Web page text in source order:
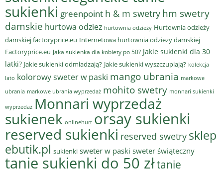
sukienki greenpoint h & m swetry hm swetry
damskie hurtowa odziez hurtownia odzieży Hurtownia odzieży
damskiej factoryprice.eu Internetowa hurtownia odzieży damskiej
Factoryprice.eu Jaka sukienka dla kobiety po 50? Jakie sukienki dla 30
latki? Jakie sukienki odmładzają? Jakie sukienki wyszczuplają? kolekcja
lato kolorowy sweter w paski mango ubrania markowe
ubrania markowe ubrania wyprzedaż mohito swetry monnari sukienki
wyprzedaż Monnari wyprzedaż
sukienek onlinehurt orsay sukienki
reserved sukienki reserved swetry sklep
ebutik.pl sukienki sweter w paski sweter świąteczny
tanie sukienki do 50 złtanie